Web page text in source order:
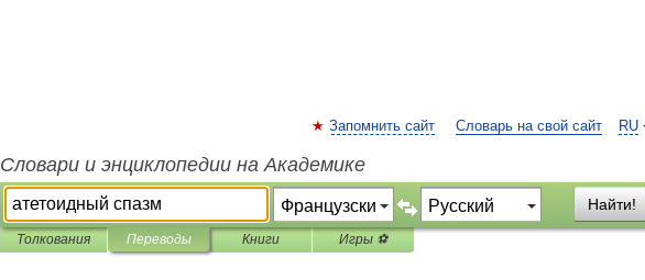
RU
Запомнить сайт Словарь на свой сайт
Словари и энциклопедии на Академике
Найти!
Толкования Переводы Книги Игры ⚽